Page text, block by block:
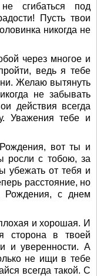
сгибаться под
Пусть твои
никогда не
через многое и
ведь я тебе
Желаю вытянуть
не забывать
действия всегда
Уважения тебе и
вот ты и
росли с тобою, за
убежать от тебя и
расстояние, но
Рождения, с днем
и хорошая. И
сторона в твоей
и уверенности. А
не ищи в тебе
всегда такой. С